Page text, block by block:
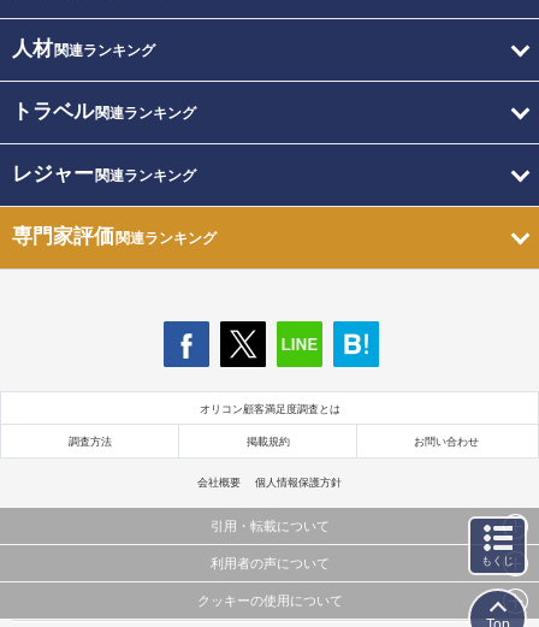
人材関連ランキング
トラベル関連ランキング
レジャー関連ランキング
専門家評価関連ランキング
オリコン顧客満足度調査とは
調査方法 掲載規約 お問い合わせ
会社概要 個人情報保護方針
引用・転載について
当サイトで公開されている情報（文字、写真、イラスト、画像データ等）及びこれらの配置・
これらの情報を権利者の許可なく無断転載・複製などの二次利用を行うことは固く禁じており
利用者の声について
当サイトに掲載している内容はすべてサービスの利用者が提出された見解・感想です。
クッキーの使用について
もくじ